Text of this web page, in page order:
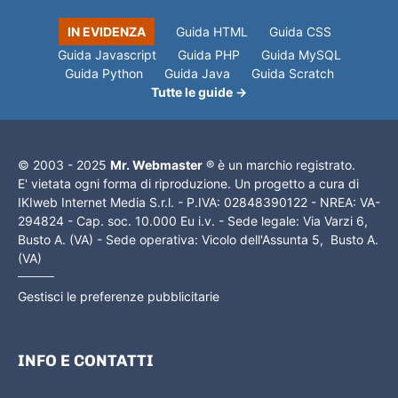
IN EVIDENZA Guida HTML
Guida CSS
Guida Javascript
Guida PHP
Guida MySQL
Guida Python
Guida Java
Guida Scratch
Tutte le guide →
© 2003 - 2025 Mr. Webmaster ® è un marchio registrato.
E' vietata ogni forma di riproduzione. Un progetto a cura di
IKIweb Internet Media S.r.l. - P.IVA: 02848390122 - NREA: VA-
294824 - Cap. soc. 10.000 Eu i.v. - Sede legale: Via Varzi 6,
Busto A. (VA) - Sede operativa: Vicolo dell'Assunta 5, Busto A.
(VA)
Gestisci le preferenze pubblicitarie
INFO E CONTATTI